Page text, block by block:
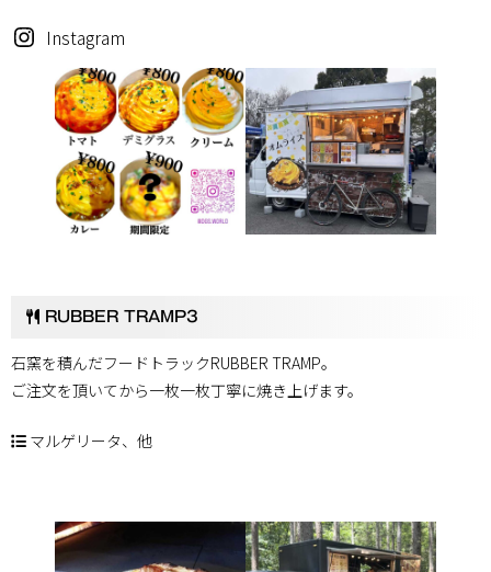
Instagram
RUBBER TRAMP3
石窯を積んだフードトラックRUBBER TRAMP。
ご注文を頂いてから一枚一枚丁寧に焼き上げます。
マルゲリータ、他